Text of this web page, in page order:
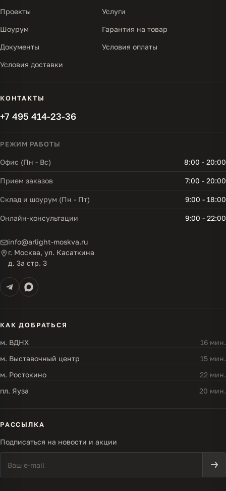
Проекты Услуги
Шоурум Гарантия на товар
Документы Условия оплаты
Условия доставки
КОНТАКТЫ
+7 495 414-23-36
РЕЖИМ РАБОТЫ
Офис (Пн - Вс) 8:00 - 20:00
Прием заказов 7:00 - 20:00
Склад и шоурум (Пн - Пт) 9:00 - 18:00
Онлайн-консультации 9:00 - 22:00
info@arlight-moskva.ru
г. Москва, ул. Касаткина
д. 3а стр. 3
КАК ДОБРАТЬСЯ
м. ВДНХ
16 мин.
м. Выставочный центр
15 мин.
м. Ростокино
22 мин.
пл. Яуза
20 мин.
РАССЫЛКА
Подписаться на новости и акции